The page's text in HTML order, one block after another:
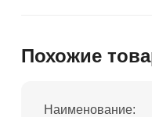
Похожие
Наименование: